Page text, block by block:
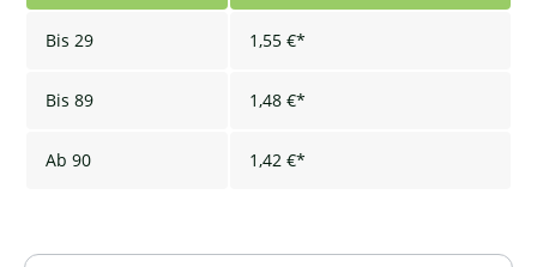
Bis 29 1,55 €*
Bis 89 1,48 €*
Ab 90 1,42 €*